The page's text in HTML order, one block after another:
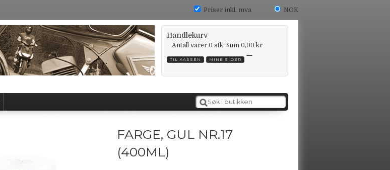
NOK
Priser inkl. mva
Handlekurv
Antall varer 0 stk Sum 0,00 kr
TIL KASSEN MINE SIDER
FARGE, GUL NR.17
(400ML)